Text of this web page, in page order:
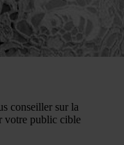
conseiller sur la
votre public cible